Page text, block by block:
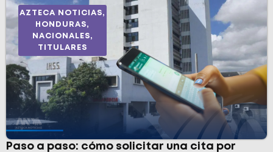
AZTECA NOTICIAS,
HONDURAS,
NACIONALES,
TITULARES
Paso a paso: cómo solicitar una cita por